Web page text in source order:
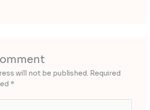
will not be published. Required
*